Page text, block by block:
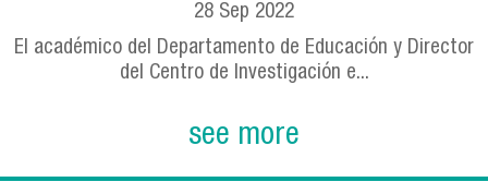
28 Sep 2022
El académico del Departamento de Educación y Director
del Centro de Investigación e...
see more